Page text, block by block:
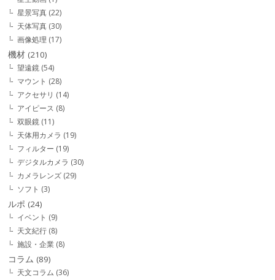
星景写真 (22)
天体写真 (30)
画像処理 (17)
機材 (210)
望遠鏡 (54)
マウント (28)
アクセサリ (14)
アイピース (8)
双眼鏡 (11)
天体用カメラ (19)
フィルター (19)
デジタルカメラ (30)
カメラレンズ (29)
ソフト (3)
ルポ (24)
イベント (9)
天文紀行 (8)
施設・企業 (8)
コラム (89)
天文コラム (36)